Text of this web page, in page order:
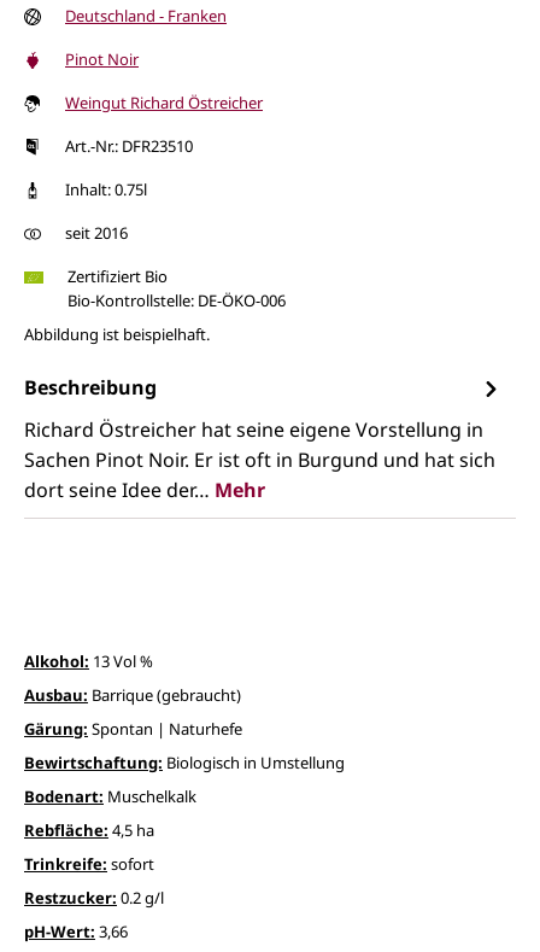
Deutschland - Franken
Pinot Noir
Weingut Richard Östreicher
Art.-Nr.: DFR23510
Inhalt: 0.75l
seit 2016
Zertifiziert Bio
Bio-Kontrollstelle: DE-ÖKO-006
Abbildung ist beispielhaft.
Beschreibung
Richard Östreicher hat seine eigene Vorstellung in
Sachen Pinot Noir. Er ist oft in Burgund und hat sich
dort seine Idee der… Mehr
Alkohol: 13 Vol %
Ausbau: Barrique (gebraucht)
Gärung: Spontan | Naturhefe
Bewirtschaftung: Biologisch in Umstellung
Bodenart: Muschelkalk
Rebfläche: 4,5 ha
Trinkreife: sofort
Restzucker: 0.2 g/l
pH-Wert: 3,66